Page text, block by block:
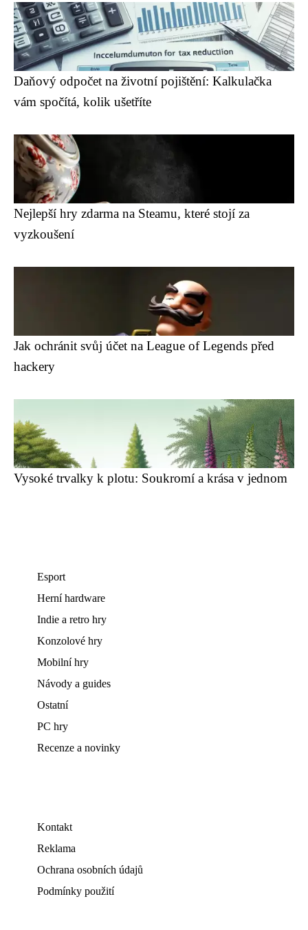
Daňový odpočet na životní pojištění: Kalkulačka
vám spočítá, kolik ušetříte
Nejlepší hry zdarma na Steamu, které stojí za
vyzkoušení
Jak ochránit svůj účet na League of Legends před
hackery
Vysoké trvalky k plotu: Soukromí a krása v jednom
Esport
Herní hardware
Indie a retro hry
Konzolové hry
Mobilní hry
Návody a guides
Ostatní
PC hry
Recenze a novinky
Kontakt
Reklama
Ochrana osobních údajů
Podmínky použití